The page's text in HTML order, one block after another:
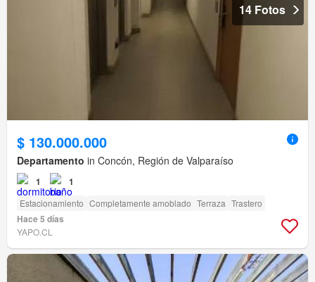
14 Fotos
$ 130.000.000
Departamento in Concón, Región de Valparaíso
1 1
Estacionamiento Completamente amoblado Terraza Trastero
Hace 5 días
YAPO.CL